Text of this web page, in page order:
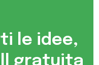
le idee,
gratuita